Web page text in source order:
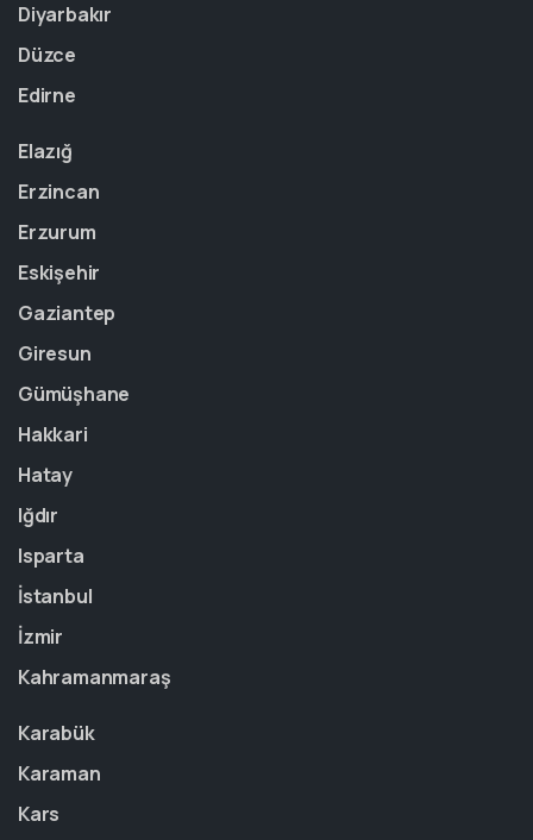
Diyarbakır
Düzce
Edirne
Elazığ
Erzincan
Erzurum
Eskişehir
Gaziantep
Giresun
Gümüşhane
Hakkari
Hatay
Iğdır
Isparta
İstanbul
İzmir
Kahramanmaraş
Karabük
Karaman
Kars